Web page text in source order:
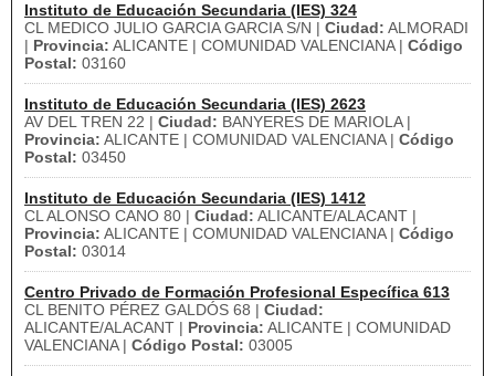
Instituto de Educación Secundaria (IES) 324
CL MEDICO JULIO GARCIA GARCIA S/N | Ciudad: ALMORADI
| Provincia: ALICANTE | COMUNIDAD VALENCIANA | Código
Postal: 03160
Instituto de Educación Secundaria (IES) 2623
AV DEL TREN 22 | Ciudad: BANYERES DE MARIOLA |
Provincia: ALICANTE | COMUNIDAD VALENCIANA | Código
Postal: 03450
Instituto de Educación Secundaria (IES) 1412
CL ALONSO CANO 80 | Ciudad: ALICANTE/ALACANT |
Provincia: ALICANTE | COMUNIDAD VALENCIANA | Código
Postal: 03014
Centro Privado de Formación Profesional Específica 613
CL BENITO PÉREZ GALDÓS 68 | Ciudad:
ALICANTE/ALACANT | Provincia: ALICANTE | COMUNIDAD
VALENCIANA | Código Postal: 03005